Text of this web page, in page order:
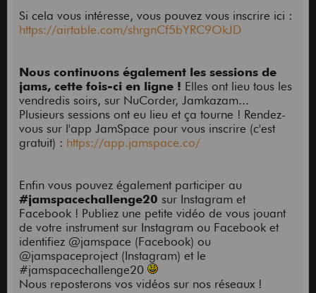
Si cela vous intéresse, vous pouvez vous inscrire ici :
https://airtable.com/shrgnCf5bYRC9OkJD
Nous continuons également les sessions de
jams, cette fois-ci en ligne ! Elles ont lieu tous les
vendredis soirs, sur NuCorder, Jamkazam...
Plusieurs sessions ont eu lieu et ça tourne ! Rendez-
vous sur l'app JamSpace pour vous inscrire (c'est
gratuit) : https://app.jamspace.co/
Enfin vous pouvez également participer au
#jamspacechallenge20 sur Instagram et
Facebook ! Publiez une petite vidéo de vous jouant
de votre instrument sur Instagram ou Facebook et
identifiez @jamspace (Facebook) ou
@jamspaceproject (Instagram) et le
#jamspacechallenge20
Nous reposterons vos vidéos sur nos réseaux !